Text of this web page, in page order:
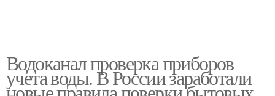
Водоканал проверка приборов
учета воды. В России заработали